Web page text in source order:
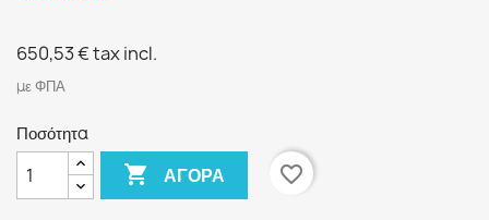
650,53 €tax incl.
με ΦΠΑ
Ποσότητα
 ΑΓΟΡΆ favorite_border